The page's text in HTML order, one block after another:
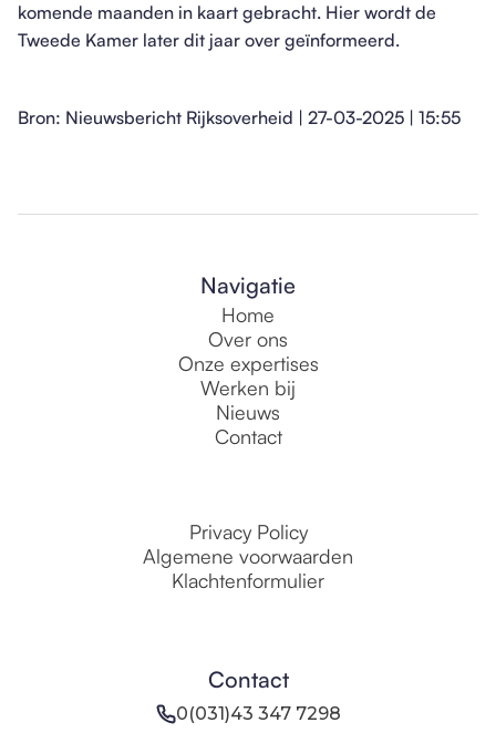
komende maanden in kaart gebracht. Hier wordt de
Tweede Kamer later dit jaar over geïnformeerd.
Bron: Nieuwsbericht Rijksoverheid | 27-03-2025 | 15:55
Navigatie
Home
Over ons
Onze expertises
Werken bij
Nieuws
Contact
Privacy Policy
Algemene voorwaarden
Klachtenformulier
Contact
0(031)43 347 7298